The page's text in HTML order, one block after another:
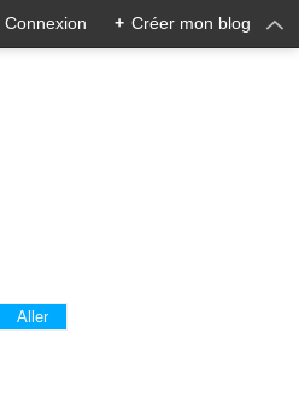
Connexion + Créer mon blog